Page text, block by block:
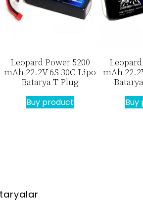
Leopard Power 5200
mAh 22.2V 6S 30C Lipo
Batarya T Plug
Buy product
mAh